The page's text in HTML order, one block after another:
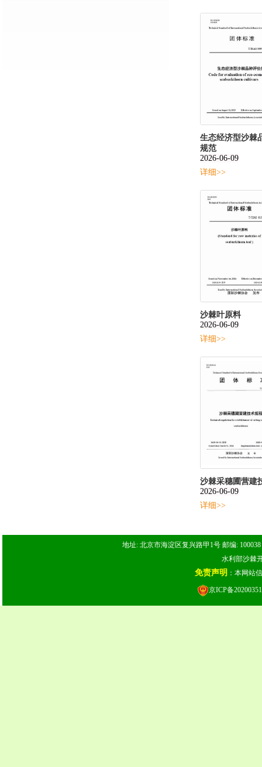
生态经济型沙棘
规范
2026-06-09
详细>>
沙棘叶原料
2026-06-09
详细>>
沙棘采穗圃营建
2026-06-09
详细>>
地址: 北京市海淀区复兴路甲1号 邮编:
水利部沙棘
免责声明 ：本网站
京ICP备